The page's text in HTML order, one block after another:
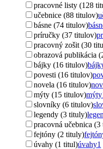
pracovné listy (128
učebnice (88 titulov)
básne (74 titulov)
príručky (37 titulov)
pracovný zošit (30
obrazová publikácia
bájky (16 titulov)
povesti (16 titulov)
novela (16 titulov)
mýty (15 titulov)mýty
slovníky (6 titulov)
legendy (3 tituly)
pracovná učebnica
fejtóny (2 tituly)
úvahy (1 titul)úvahy1